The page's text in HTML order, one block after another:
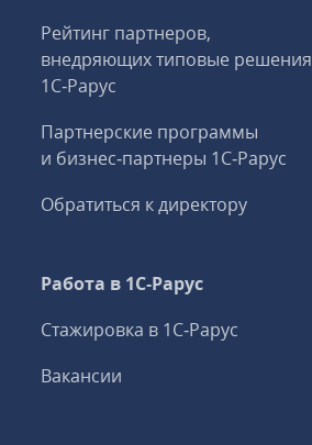
Рейтинг партнеров,
внедряющих типовые решения
1С‑Рарус
Партнерские программы
и бизнес‑партнеры 1С‑Рарус
Обратиться к директору
Работа в 1С‑Рарус
Стажировка в 1С‑Рарус
Вакансии